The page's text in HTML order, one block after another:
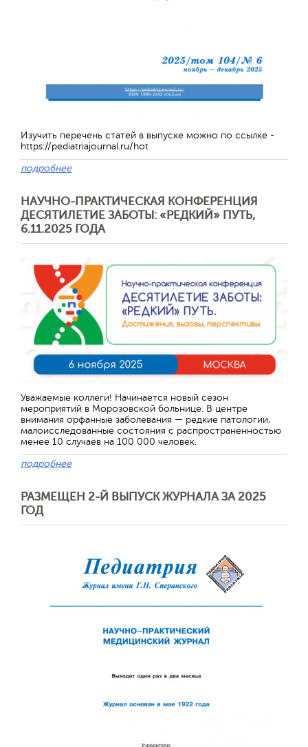
Изучить перечень статей в выпуске можно по ссылке -
https://pediatriajournal.ru/hot
подробнее
НАУЧНО-ПРАКТИЧЕСКАЯ КОНФЕРЕНЦИЯ
ДЕСЯТИЛЕТИЕ ЗАБОТЫ: «РЕДКИЙ» ПУТЬ,
6.11.2025 ГОДА
Уважаемые коллеги! Начинается новый сезон
мероприятий в Морозовской больнице. В центре
внимания орфанные заболевания — редкие патологии,
малоисследованные состояния с распространенностью
менее 10 случаев на 100 000 человек.
подробнее
РАЗМЕЩЕН 2-Й ВЫПУСК ЖУРНАЛА ЗА 2025
ГОД
Отправить